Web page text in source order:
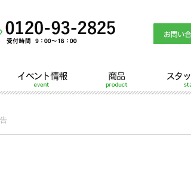
ベント情報 商品 スタッフ紹介